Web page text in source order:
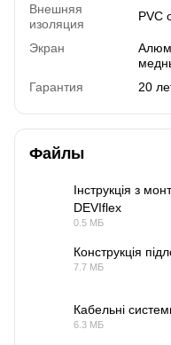
Внешняя
изоляция
PVC
Экран
Гарантия
20
Файлы
Інструкція з
DEVIflex
0.5 МБ
Конструкція
7.7 МБ
Кабельні
6.3 МБ